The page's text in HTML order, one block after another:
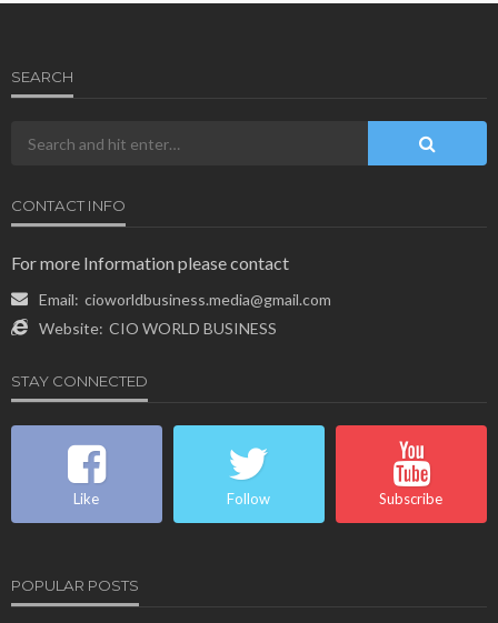
SEARCH
CONTACT INFO
For more Information please contact
Email: cioworldbusiness.media@gmail.com
Website: CIO WORLD BUSINESS
STAY CONNECTED
Like Follow Subscribe
POPULAR POSTS